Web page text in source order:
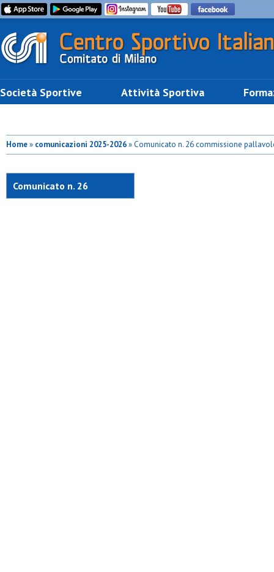
Società Sportive Attività Sportiva
Home» comunicazioni 2025-2026» Comunicato n. 26 commissione
Comunicato n. 26